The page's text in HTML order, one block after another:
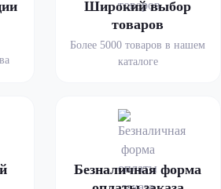
Широкий выбор
товаров
Более 5000 товаров в нашем
каталоге
Безналичная форма